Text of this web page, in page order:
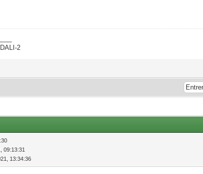
2
09:13:31
13:34:36